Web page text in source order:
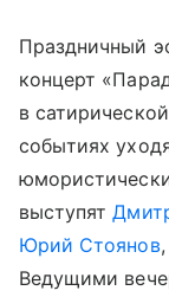
Праздничный
концерт
в
событиях
выступят
Юрий Стоянов,
Ведущими